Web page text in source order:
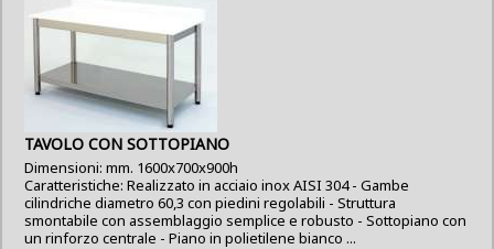
TAVOLO CON SOTTOPIANO
Dimensioni: mm. 1600x700x900h
Caratteristiche: Realizzato in acciaio inox AISI 304 - Gambe
cilindriche diametro 60,3 con piedini regolabili - Struttura
smontabile con assemblaggio semplice e robusto - Sottopiano con
un rinforzo centrale - Piano in polietilene bianco ...